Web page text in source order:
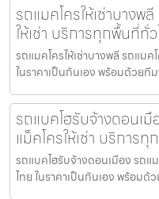
รถแมคโครให้เช่าบางพ
ให้เช่า บริการทุกพื้นที่ทั่
รถแมคโครให้เช่าบางพลี รถแมค
ในราคาเป็นกันเอง พร้อมด้วยที
รถแบคโฮรับจ้างดอนเ
แม็คโครให้เช่า บริการ
รถแบคโฮรับจ้างดอนเมือง รถแ
ไทย ในราคาเป็นกันเอง พร้อม